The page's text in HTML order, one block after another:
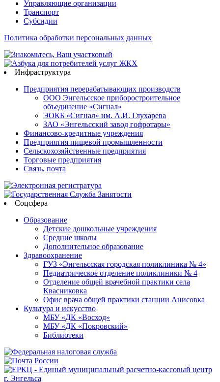
Управляющие организации
Транспорт
Субсидии
Политика обработки персональных данных
Инфраструктура
Предприятия перерабатывающих производств
ООО Энгельсское приборостроительное
объединение «Сигнал»
ЭОКБ «Сигнал» им. А.И. Глухарева
ЗАО «Энгельсский завод гофротары»
Финансово-кредитные учреждения
Предприятия пищевой промышленности
Сельскохозяйственные предприятия
Торговые предприятия
Связь, почта
Соцсфера
Образование
Детские дошкольные учреждения
Средние школы
Дополнительное образование
Здравоохранение
ГУЗ «Энгельсская городская поликлиника № 4»
Педиатрическое отделение поликлиники № 4
Отделение общей врачебной практики села
Квасниковка
Офис врача общей практики станции Анисовка
Культура и искусство
МБУ «ДК «Восход»
МБУ «ДК «Покровский»
Библиотеки